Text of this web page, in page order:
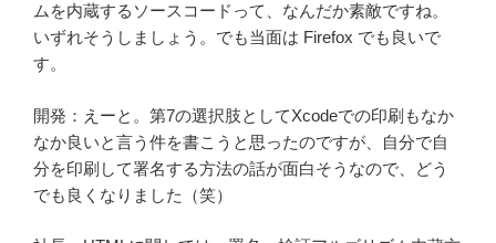
ムを内蔵するソースコードって、なんだか素敵ですね。
いずれそうしましょう。でも当面は Firefox でも良いで
す。
開発：えーと。第7の選択肢としてXcodeでの印刷もなか
なか良いと言う件を書こうと思ったのですが、自分で自
分を印刷して署名する方法の話が面白そうなので、どう
でも良くなりました（笑）